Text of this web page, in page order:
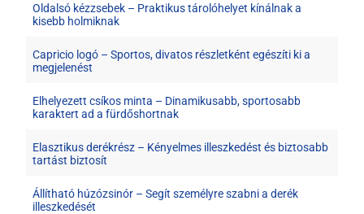
Oldalsó kézzsebek – Praktikus tárolóhelyet kínálnak a
kisebb holmiknak
Capricio logó – Sportos, divatos részletként egészíti ki a
megjelenést
Elhelyezett csíkos minta – Dinamikusabb, sportosabb
karaktert ad a fürdőshortnak
Elasztikus derékrész – Kényelmes illeszkedést és biztosabb
tartást biztosít
Állítható húzózsinór – Segít személyre szabni a derék
illeszkedését